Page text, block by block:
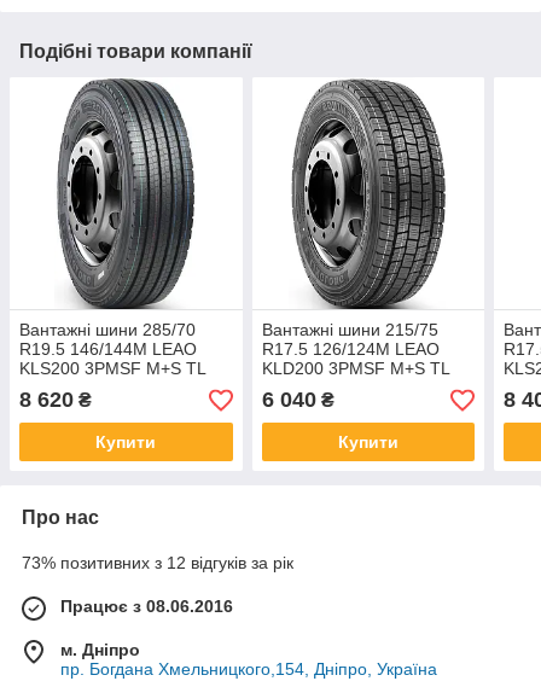
Подібні товари компанії
Вантажні шини 285/70
R19.5 146/144M LEAO
KLS200 3PMSF M+S TL
(керівна вісь)
8 620 ₴
Купити
Вантажні шини 215/75
R17.5 126/124M LEAO
KLD200 3PMSF M+S TL
(ведуча вісь)
6 040₴
Купити
8
Про нас
73% позитивних з 12 відгуків за рік
Працює з 08.06.2016
м. Дніпро
пр. Богдана Хмельницкого,154, Дніпро, Україна